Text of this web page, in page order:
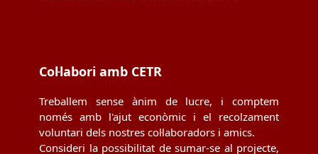
Col·labori amb CETR
Treballem sense ànim de lucre, i comptem
només amb l'ajut econòmic i el recolzament
voluntari dels nostres col·laboradors i amics.
Consideri la possibilitat de sumar-se al projecte,